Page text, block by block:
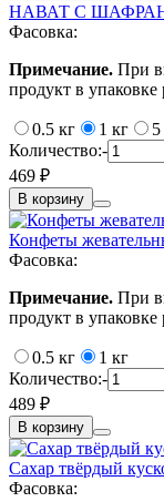
НАВАТ С
Фасовка:
Примечание. При
продукт в
0.5 кг 1 кг
Количество:-
469 ₽
В корзину
Конфеты
Фасовка:
Примечание. При
продукт в
0.5 кг
1 кг
Количество:-
489 ₽
В корзину
Сахар твёрдый
Фасовка: